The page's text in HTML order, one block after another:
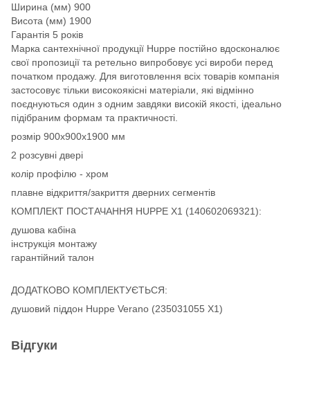
Ширина (мм) 900
Висота (мм) 1900
Гарантія 5 років
Марка сантехнічної продукції Huppe постійно вдосконалює
свої пропозиції та ретельно випробовує усі вироби перед
початком продажу. Для виготовлення всіх товарів компанія
застосовує тільки високоякісні матеріали, які відмінно
поєднуються один з одним завдяки високій якості, ідеально
підібраним формам та практичності.
розмір 900х900х1900 мм
2 розсувні двері
колір профілю - хром
плавне відкриття/закриття дверних сегментів
КОМПЛЕКТ ПОСТАЧАННЯ HUPPE X1 (140602069321):
душова кабіна
інструкція монтажу
гарантійний талон
ДОДАТКОВО КОМПЛЕКТУЄТЬСЯ:
душовий піддон Huppe Verano (235031055 Х1)
Відгуки